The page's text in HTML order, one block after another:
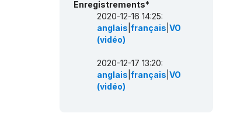
Enregistrements*
2020-12-16 14:25:
anglais français VO
(vidéo)
2020-12-17 13:20:
anglais français VO
(vidéo)